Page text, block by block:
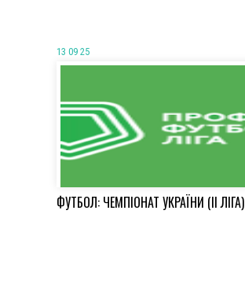
13 09 25
ФУТБОЛ: ЧЕМПІОНАТ УКРАЇНИ (ІІ ЛІГА)